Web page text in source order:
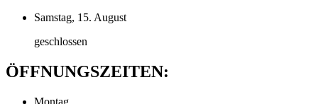
Samstag, 15. August
geschlossen
ÖFFNUNGSZEITEN: